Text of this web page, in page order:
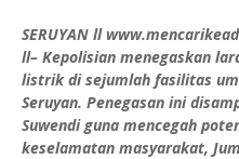
SERUYAN ll
ll– Kepolisian menegaskan
listrik di sejumlah fasilitas
Seruyan. Penegasan ini
Suwendi guna mencegah
keselamatan masyarakat,